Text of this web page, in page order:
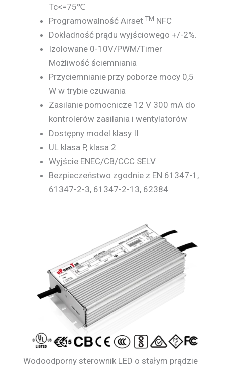
Tc<=75℃
Programowalność Airset TM NFC
Dokładność prądu wyjściowego +/-2%.
Izolowane 0-10V/PWM/Timer
Możliwość ściemniania
Przyciemnianie przy poborze mocy 0,5
W w trybie czuwania
Zasilanie pomocnicze 12 V 300 mA do
kontrolerów zasilania i wentylatorów
Dostępny model klasy II
UL klasa P, klasa 2
Wyjście ENEC/CB/CCC SELV
Bezpieczeństwo zgodnie z EN 61347-1,
61347-2-3, 61347-2-13, 62384
Wodoodporny sterownik LED o stałym prądzie